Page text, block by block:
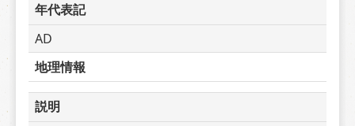
年代表記
AD
地理情報
説明